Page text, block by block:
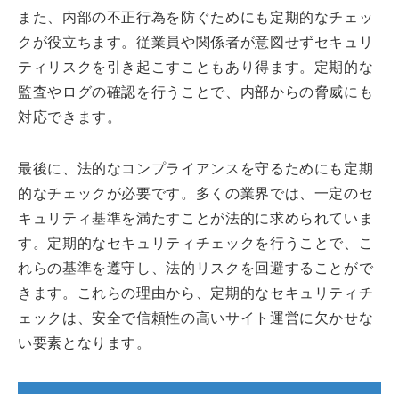
また、内部の不正行為を防ぐためにも定期的なチェッ
クが役立ちます。従業員や関係者が意図せずセキュリ
ティリスクを引き起こすこともあり得ます。定期的な
監査やログの確認を行うことで、内部からの脅威にも
対応できます。
最後に、法的なコンプライアンスを守るためにも定期
的なチェックが必要です。多くの業界では、一定のセ
キュリティ基準を満たすことが法的に求められていま
す。定期的なセキュリティチェックを行うことで、こ
れらの基準を遵守し、法的リスクを回避することがで
きます。これらの理由から、定期的なセキュリティチ
ェックは、安全で信頼性の高いサイト運営に欠かせな
い要素となります。